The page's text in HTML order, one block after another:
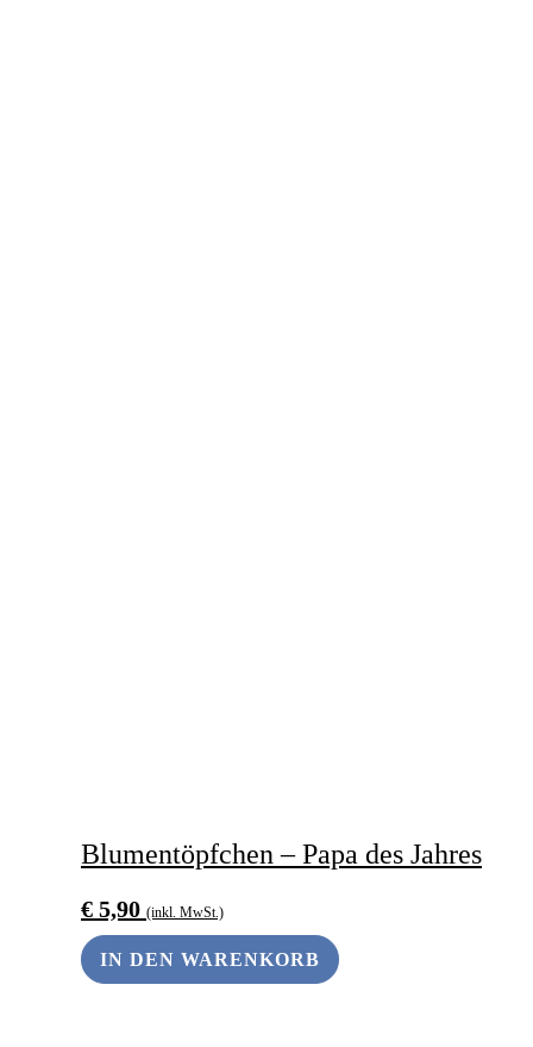
Blumentöpfchen – Papa des Jahres
€ 5,90 (inkl. MwSt.)
IN DEN WARENKORB